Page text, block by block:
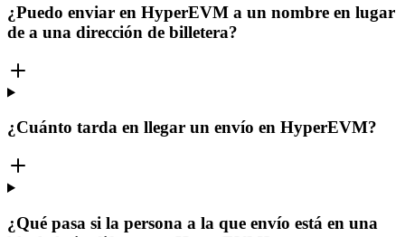
¿Puedo enviar en HyperEVM a un nombre en lugar
de a una dirección de billetera?
¿Cuánto tarda en llegar un envío en HyperEVM?
¿Qué pasa si la persona a la que envío está en una